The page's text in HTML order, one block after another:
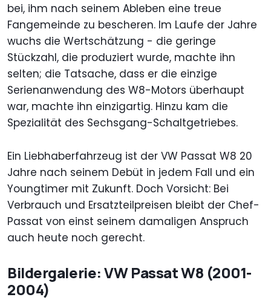
bei, ihm nach seinem Ableben eine treue
Fangemeinde zu bescheren. Im Laufe der Jahre
wuchs die Wertschätzung - die geringe
Stückzahl, die produziert wurde, machte ihn
selten; die Tatsache, dass er die einzige
Serienanwendung des W8-Motors überhaupt
war, machte ihn einzigartig. Hinzu kam die
Spezialität des Sechsgang-Schaltgetriebes.
Ein Liebhaberfahrzeug ist der VW Passat W8 20
Jahre nach seinem Debüt in jedem Fall und ein
Youngtimer mit Zukunft. Doch Vorsicht: Bei
Verbrauch und Ersatzteilpreisen bleibt der Chef-
Passat von einst seinem damaligen Anspruch
auch heute noch gerecht.
Bildergalerie: VW Passat W8 (2001-
2004)